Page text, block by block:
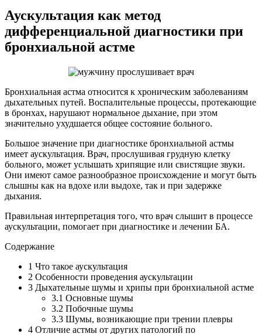
Аускультация как метод
дифференциальной диагностики при
бронхиальной астме
Бронхиальная астма относится к хроническим заболеваниям
дыхательных путей. Воспалительные процессы, протекающие
в бронхах, нарушают нормальное дыхание, при этом
значительно ухудшается общее состояние больного.
Большое значение при диагностике бронхиальной астмы
имеет аускультация. Врач, прослушивая грудную клетку
больного, может услышать хрипящие или свистящие звуки.
Они имеют самое разнообразное происхождение и могут быть
слышны как на вдохе или выдохе, так и при задержке
дыхания.
Правильная интерпретация того, что врач слышит в процессе
аускультации, помогает при диагностике и лечении БА.
Содержание
1 Что такое аускультация
2 Особенности проведения аускультации
3 Дыхательные шумы и хрипы при бронхиальной астме
3.1 Основные шумы
3.2 Побочные шумы
3.3 Шумы, возникающие при трении плевры
4 Отличие астмы от других патологий по